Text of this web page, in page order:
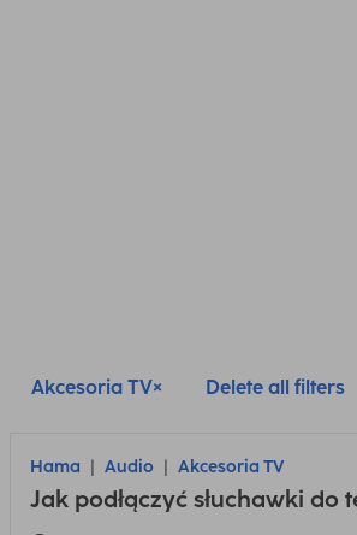
Akcesoria TV Delete all filters
Hama Audio Akcesoria TV
Jak podłączyć słuchawki do